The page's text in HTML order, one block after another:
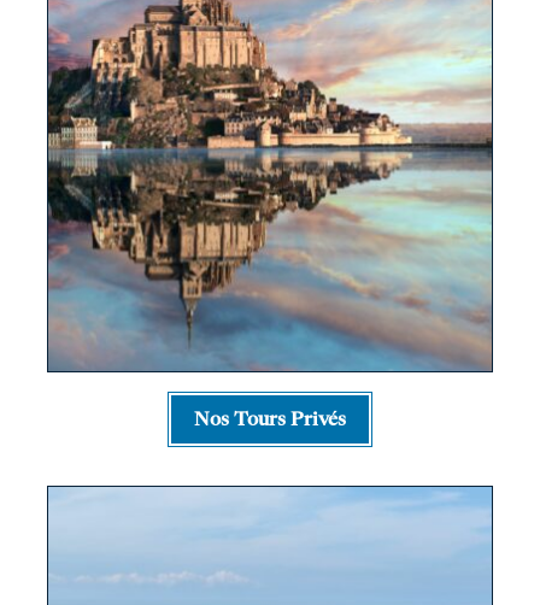
Nos Tours Privés